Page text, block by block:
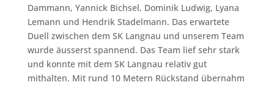
Dammann, Yannick Bichsel, Dominik Ludwig, Lyana
Lemann und Hendrik Stadelmann. Das erwartete
Duell zwischen dem SK Langnau und unserem Team
wurde äusserst spannend. Das Team lief sehr stark
und konnte mit dem SK Langnau relativ gut
mithalten. Mit rund 10 Metern Rückstand übernahm